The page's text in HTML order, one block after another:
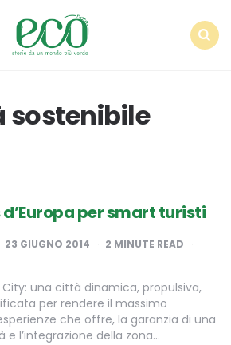
sostenibile
per smart turisti
23 GIUGNO 2014 2 MINUTE READ
una città dinamica, propulsiva,
per rendere il massimo
che offre, la garanzia di una
l’integrazione della zona…